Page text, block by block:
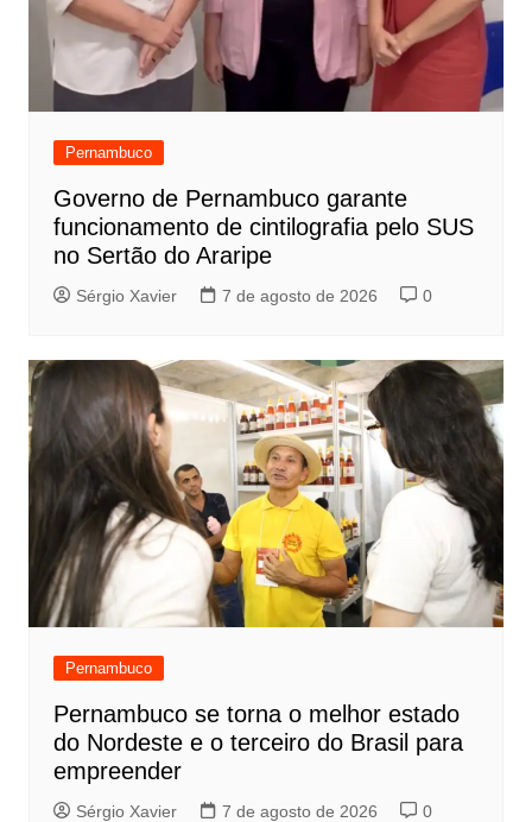
Pernambuco
Governo de Pernambuco garante
funcionamento de cintilografia pelo SUS
no Sertão do Araripe
Sérgio Xavier 7 de agosto de 2026 0
Pernambuco
Pernambuco se torna o melhor estado
do Nordeste e o terceiro do Brasil para
empreender
Sérgio Xavier 7 de agosto de 2026 0